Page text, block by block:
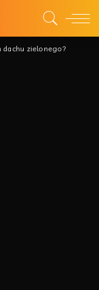
dachu zielonego?